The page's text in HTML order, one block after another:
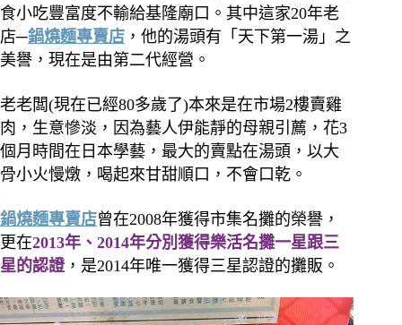
食小吃豐富度不輸給基隆廟口。其中這家20年老
店─鍋燒麵專賣店 ，他的湯頭有「天下第一湯」之
美譽，現在是由第二代經營。
老老闆(現在已經80多歲了)本來是在市場2樓賣雞
肉，生意慘淡，因為藝人伊能靜的母親引薦，花3
個月時間在日本學藝，最大的賣點在湯頭，以大
骨小火慢燉，喝起來甘甜順口，不會口乾。
鍋燒麵專賣店曾在2008年獲得市集名攤的榮譽，
更在2013年、2014年分別獲得樂活名攤一星跟三
星的認證，是2014年唯一獲得三星認證的攤販。